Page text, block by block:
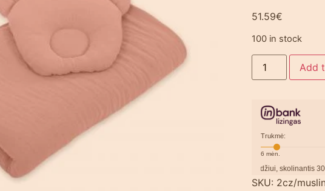
51.59€
100 in stock
Add
Trukmė:
6 mėn.
Pavyzdžiui, skolinantis300,00€,
SKU: 2cz/